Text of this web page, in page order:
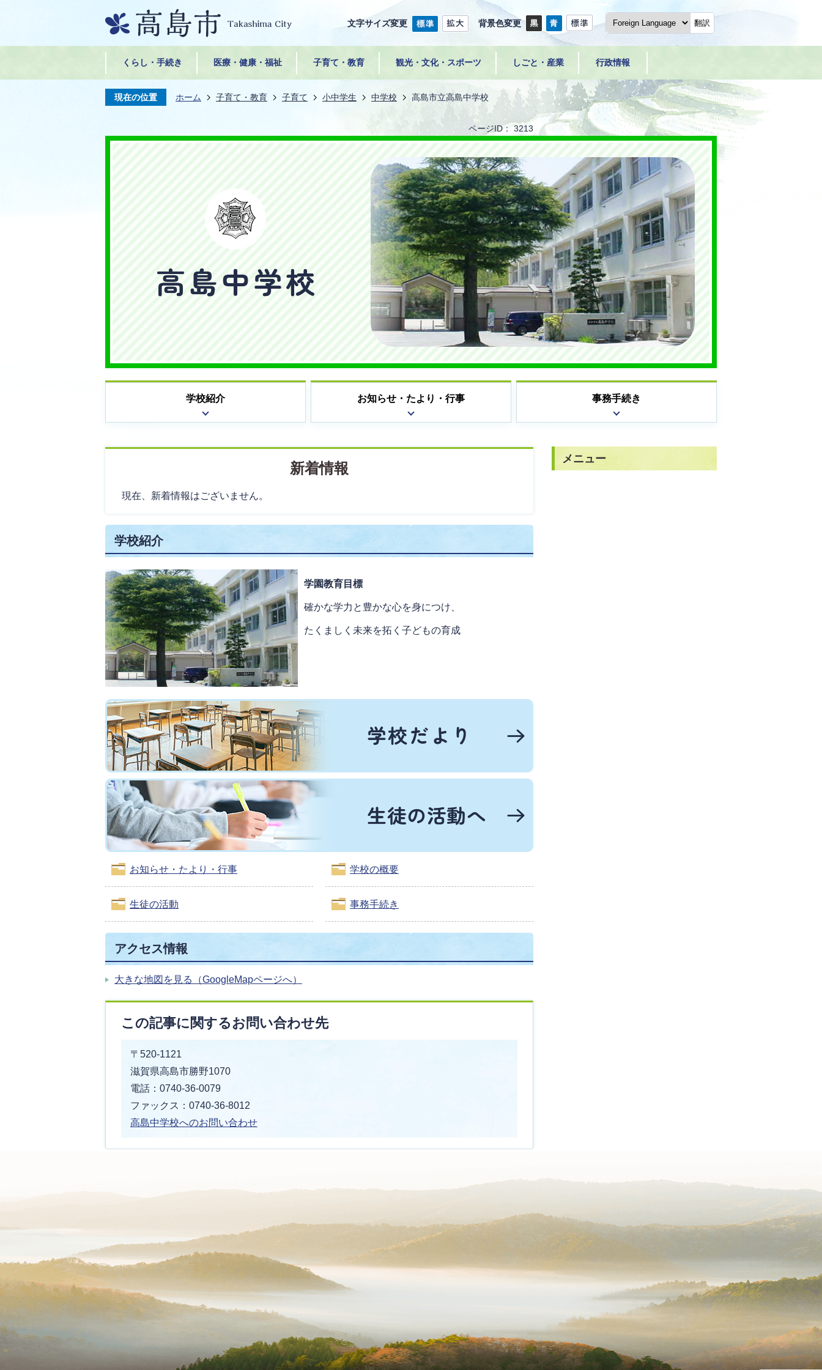
文字サイズ変更 背景色変更 翻訳
くらし・手続き 医療・健康・福祉 子育て・教育 観光・文化・スポーツ しごと・産業 行政情報
現在の位置 ホーム 子育て・教育 子育て 小中学生 中学校 高島市立高島中学校
ページID： 3213
市
立
中
学
校
学校紹介 お知らせ・たより・行事 事務手続き
新着情報
現在、新着情報はございません。
学校紹介
学園教育目標
確かな学力と豊かな心を身につけ、
たくましく未来を拓く子どもの育成
お知らせ・たより・行事 学校の概要
生徒の活動 事務手続き
アクセス情報
大きな地図を見る（GoogleMapページへ）
この記事に関するお問い合わせ先
〒520-1121
滋賀県高島市勝野1070
電話：0740-36-0079
ファックス：0740-36-8012
高島中学校へのお問い合わせ
メニュー